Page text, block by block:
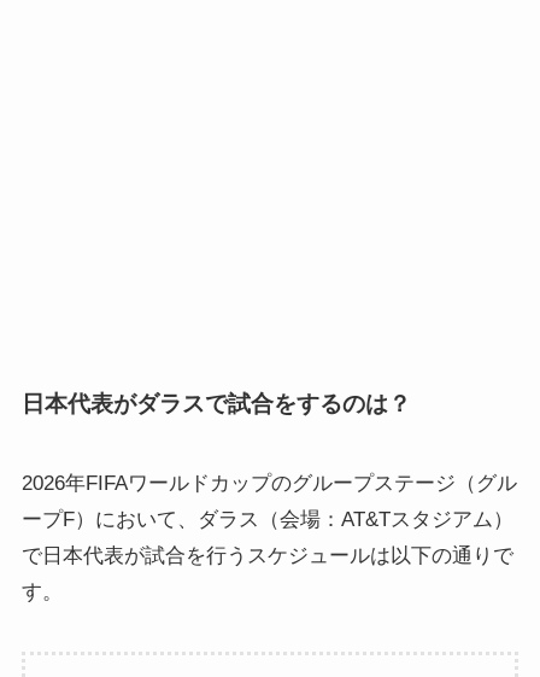
日本代表がダラスで試合をするのは？
2026年FIFAワールドカップのグループステージ（グル
ープF）において、ダラス（会場：AT&Tスタジアム）
で日本代表が試合を行うスケジュールは以下の通りで
す。